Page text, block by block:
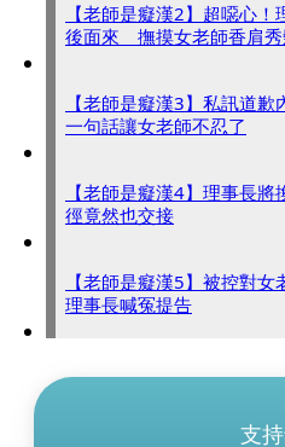
【老師是癡漢2】超噁心
後面來 撫摸女老師香肩秀
【老師是癡漢3】私訊道
一句話讓女老師不忍了
【老師是癡漢4】理事長
徑竟然也交接
【老師是癡漢5】被控對
理事長喊冤提告
支